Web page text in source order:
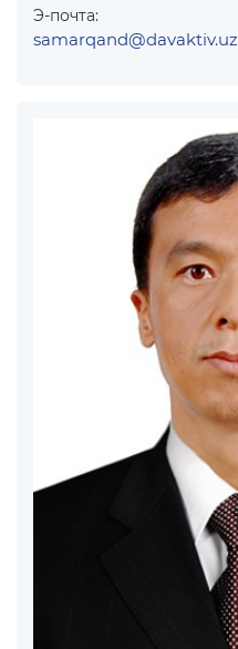
Э-почта:
samarqand@davaktiv.uz